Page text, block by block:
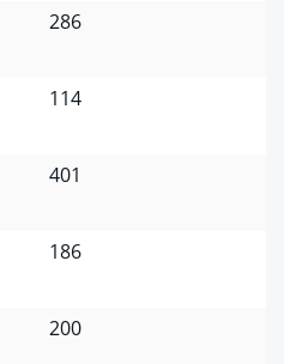
286
114
401
186
200